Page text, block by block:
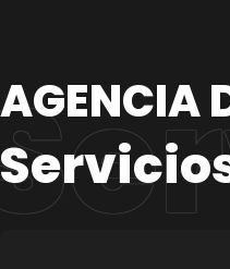
AGENCIA